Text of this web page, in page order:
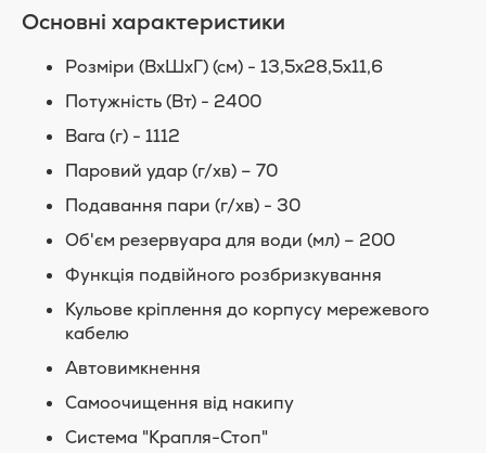
Основні характеристики
Розміри (ВxШxГ) (см) - 13,5х28,5х11,6
Потужність (Вт) - 2400
Вага (г) - 1112
Паровий удар (г/хв) – 70
Подавання пари (г/хв) - 30
Об'єм резервуара для води (мл) – 200
Функція подвійного розбризкування
Кульове кріплення до корпусу мережевого
кабелю
Автовимкнення
Самоочищення від накипу
Система "Крапля-Стоп"